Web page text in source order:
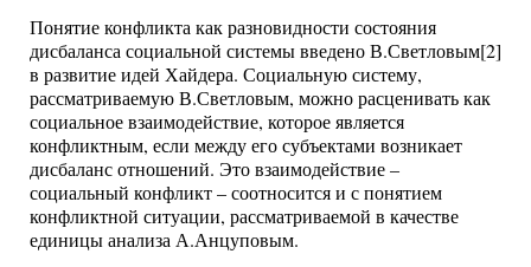
Понятие конфликта как разновидности состояния
дисбаланса социальной системы введено В.Светловым[2]
в развитие идей Хайдера. Социальную систему,
рассматриваемую В.Светловым, можно расценивать как
социальное взаимодействие, которое является
конфликтным, если между его субъектами возникает
дисбаланс отношений. Это взаимодействие –
социальный конфликт – соотносится и с понятием
конфликтной ситуации, рассматриваемой в качестве
единицы анализа А.Анцуповым.